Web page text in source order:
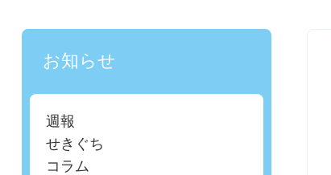
お知らせ
週報
せきぐち
コラム